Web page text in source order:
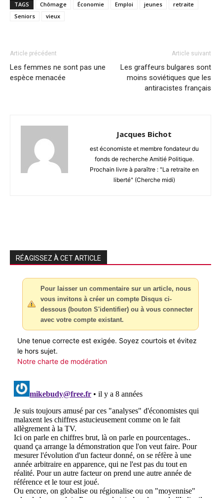
TAGS Chômage Économie Emploi jeunes
retraite
Seniors
vieux
Article précédent
Les femmes ne sont pas une
espèce menacée
Article suivant
Les graffeurs bulgares sont
moins soviétiques que les
antiracistes français
Jacques Bichot
est économiste et membre fondateur du
fonds de recherche Amitié Politique.
Prochain livre à paraître : "La retraite en
liberté" (Cherche midi)
RÉAGISSEZ À CET ARTICLE
Pour laisser un commentaire sur un article, nous
vous invitons à créer un compte Disqus ci-
dessous (bouton S'identifier) ou à vous connecter
avec votre compte existant.
Une tenue correcte est exigée. Soyez courtois et évitez
le hors sujet.
Notre charte de modération